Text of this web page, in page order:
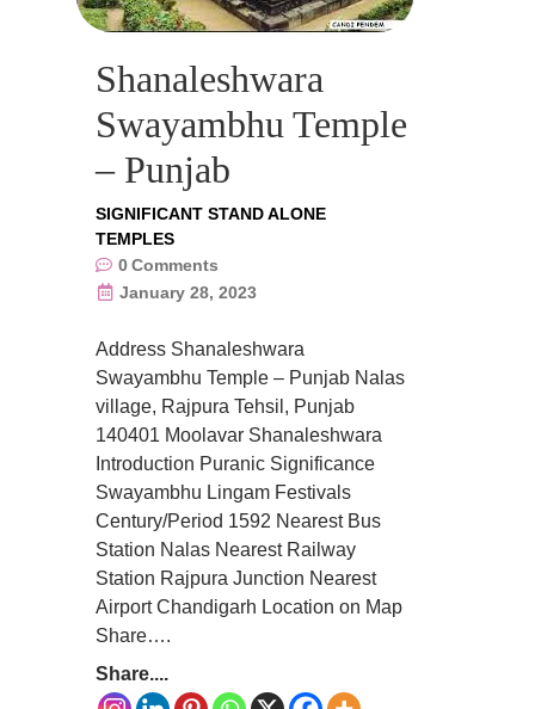
Shanaleshwara
Swayambhu Temple
– Punjab
SIGNIFICANT STAND ALONE
TEMPLES
0Comments
January 28, 2023
Address Shanaleshwara
Swayambhu Temple – Punjab Nalas
village, Rajpura Tehsil, Punjab
140401 Moolavar Shanaleshwara
Introduction Puranic Significance
Swayambhu Lingam Festivals
Century/Period 1592 Nearest Bus
Station Nalas Nearest Railway
Station Rajpura Junction Nearest
Airport Chandigarh Location on Map
Share….
Share....